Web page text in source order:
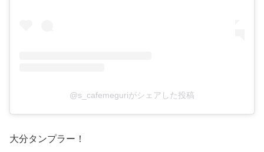
@s_cafemeguriがシェアした投稿
大分タンプラー！